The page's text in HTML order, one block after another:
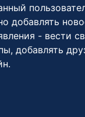
добавлять
- вести
добавлять